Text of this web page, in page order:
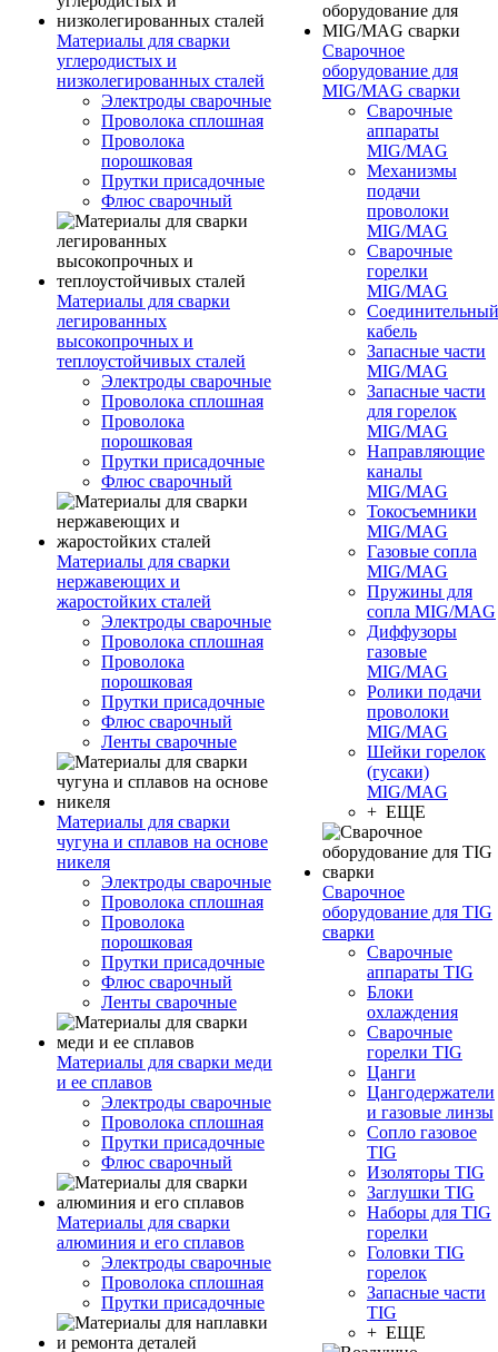
Материалы для сварки
углеродистых и
низколегированных сталей
Электроды сварочные
Проволока сплошная
Проволока
порошковая
Прутки присадочные
Флюс сварочный
Материалы для сварки
легированных
высокопрочных и
теплоустойчивых сталей
Электроды сварочные
Проволока сплошная
Проволока
порошковая
Прутки присадочные
Флюс сварочный
Материалы для сварки
нержавеющих и
жаростойких сталей
Электроды сварочные
Проволока сплошная
Проволока
порошковая
Прутки присадочные
Флюс сварочный
Ленты сварочные
Материалы для сварки
чугуна и сплавов на основе
никеля
Электроды сварочные
Проволока сплошная
Проволока
порошковая
Прутки присадочные
Флюс сварочный
Ленты сварочные
Материалы для сварки меди
и ее сплавов
Электроды сварочные
Проволока сплошная
Прутки присадочные
Флюс сварочный
Материалы для сварки
алюминия и его сплавов
Электроды сварочные
Проволока сплошная
Прутки присадочные
Сварочное
оборудование для
MIG/MAG сварки
Сварочные
аппараты
MIG/MAG
Механизмы
подачи
проволоки
MIG/MAG
Сварочные
горелки
MIG/MAG
Соединительный
кабель
Запасные части
MIG/MAG
Запасные части
для горелок
MIG/MAG
Направляющие
каналы
MIG/MAG
Токосъемники
MIG/MAG
Газовые сопла
MIG/MAG
Пружины для
сопла MIG/MAG
Диффузоры
газовые
MIG/MAG
Ролики подачи
проволоки
MIG/MAG
Шейки горелок
(гусаки)
MIG/MAG
+ ЕЩЕ
Сварочное
оборудование для TIG
сварки
Сварочные
аппараты TIG
Блоки
охлаждения
Сварочные
горелки TIG
Цанги
Цангодержатели
и газовые линзы
Сопло газовое
TIG
Изоляторы TIG
Заглушки TIG
Наборы для TIG
горелки
Головки TIG
горелок
Запасные части
TIG
+ ЕЩЕ